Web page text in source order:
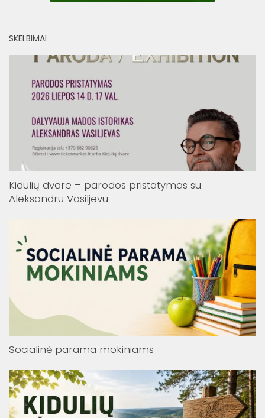
SKELBIMAI
Kidulių dvare – parodos pristatymas su
Aleksandru Vasiljevu
Socialinė parama mokiniams